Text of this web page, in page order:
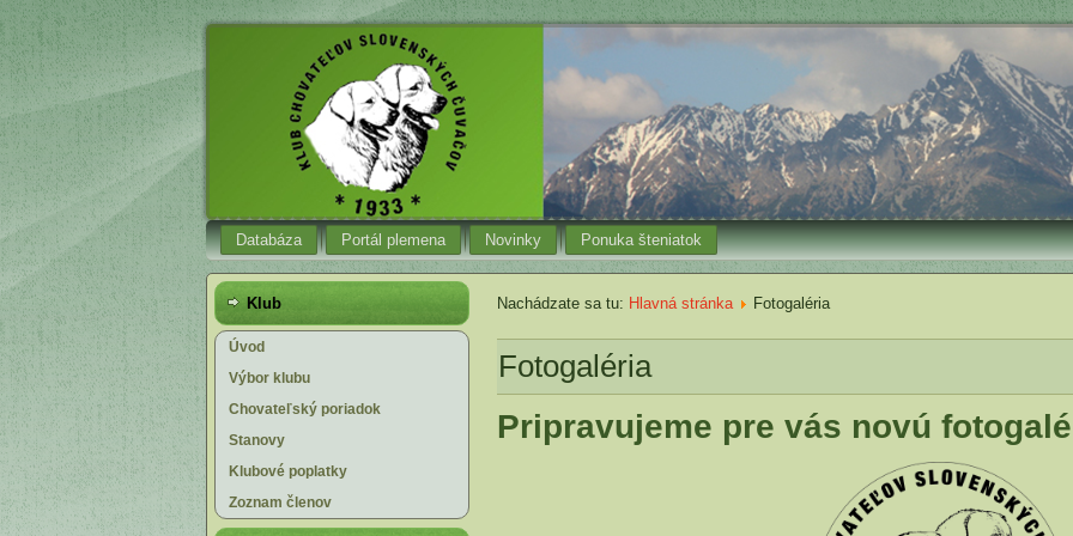
Databáza Portál plemena Novinky Ponuka šteniatok
Klub
Úvod
Výbor klubu
Chovateľský poriadok
Stanovy
Klubové poplatky
Zoznam členov
Nachádzate sa tu: Hlavná stránka Fotogaléria
Fotogaléria
Pripravujeme pre vás novú